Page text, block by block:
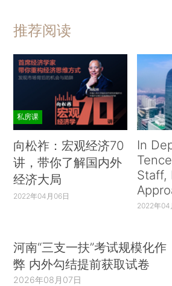
推荐阅读
私房课
向松祚：宏观经济70
讲，带你了解国内外
经济大局
2022年04月06日
In
Staff,
2022年04
河南“三支一扶”考试规模化作
弊 内外勾结提前获取试卷
2026年08月07日